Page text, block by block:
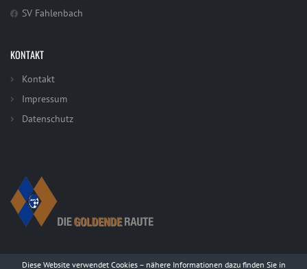
SV Fahlenbach
KONTAKT
Kontakt
Impressum
Datenschutz
Diese Website verwendet Cookies – nähere Informationen dazu finden Sie in